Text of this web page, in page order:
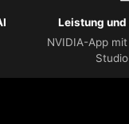
Leistung
NVIDIA-App